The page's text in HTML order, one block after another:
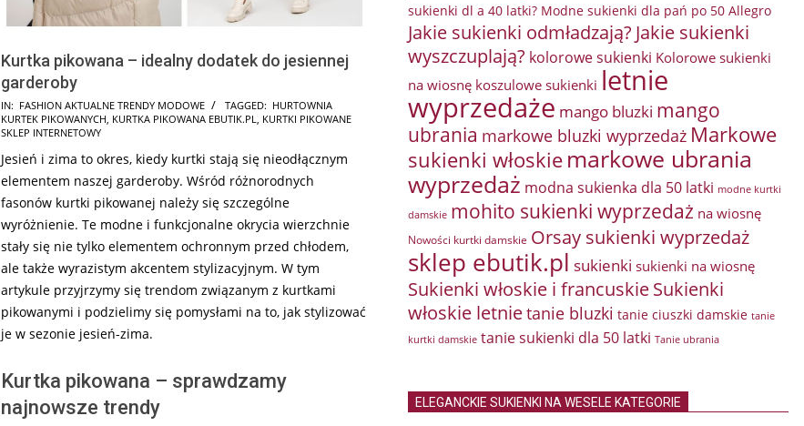
Kurtka pikowana – idealny dodatek do jesiennej
garderoby
2025-
11-
IN: FASHION AKTUALNE TRENDY MODOWE TAGGED: HURTOWNIA
KURTEK PIKOWANYCH, KURTKA PIKOWANA EBUTIK.PL, KURTKI PIKOWANE
SKLEP INTERNETOWY
Jesień i zima to okres, kiedy kurtki stają się nieodłącznym
elementem naszej garderoby. Wśród różnorodnych
fasonów kurtki pikowanej należy się szczególne
wyróżnienie. Te modne i funkcjonalne okrycia wierzchnie
stały się nie tylko elementem ochronnym przed chłodem,
ale także wyrazistym akcentem stylizacyjnym. W tym
artykule przyjrzymy się trendom związanym z kurtkami
pikowanymi i podzielimy się pomysłami na to, jak stylizować
je w sezonie jesień-zima.
Kurtka pikowana – sprawdzamy
najnowsze trendy
sukienki dl a 40 latki? Modne sukienki dla pań po 50 Allegro
Jakie sukienki odmładzają? Jakie sukienki
wyszczuplają? kolorowe sukienki Kolorowe sukienki
na wiosnę koszulowe sukienki letnie
wyprzedaże mango bluzki mango
ubrania markowe bluzki wyprzedaż Markowe
sukienki włoskie markowe ubrania
wyprzedaż modna sukienka dla 50 latki modne kurtki
damskie mohito sukienki wyprzedaż na wiosnę
Nowości kurtki damskie Orsay sukienki wyprzedaż
sklep ebutik.pl sukienki sukienki na wiosnę
Sukienki włoskie i francuskieSukienki
włoskie letnietanie bluzki tanie ciuszki damskie tanie
kurtki damskie tanie sukienki dla 50 latki Tanie ubrania
ELEGANCKIE SUKIENKI NA WESELE KATEGORIE